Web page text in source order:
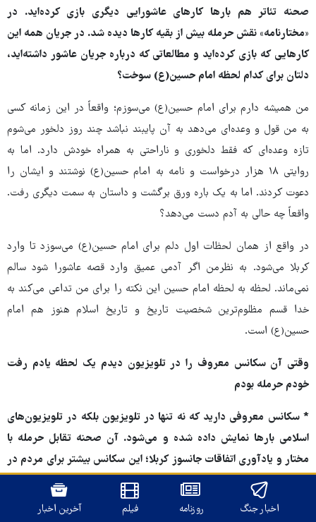
صحنه تئاتر هم بارها کارهای عاشورایی دیگری بازی کرده‌اید. در
«مختارنامه» نقش حرمله بیش از بقیه کارها دیده شد. در جریان همه این
کارهایی که بازی کرده‌اید و مطالعاتی که درباره جریان عاشور داشته‌اید،
دلتان برای کدام لحظه امام حسین(ع) سوخت؟
من همیشه دارم برای امام حسین(ع) می‌سوزم؛ واقعاً در این زمانه کسی
به من قول و وعده‌ای می‌دهد به آن پایبند نباشد چند روز دلخور می‌شوم
تازه وعده‌ای که فقط دلخوری و ناراحتی به همراه خودش دارد. اما به
روایتی ۱۸ هزار درخواست و نامه به امام حسین(ع) نوشتند و ایشان را
دعوت کردند. اما به یک باره ورق برگشت و داستان به سمت دیگری رفت.
واقعاً چه حالی به آدم دست می‌دهد؟
در واقع از همان لحظات اول دلم برای امام حسین(ع) می‌سوزد تا وارد
کربلا می‌شود. به نظرمن اگر آدمی عمیق وارد قصه عاشورا شود سالم
نمی‌ماند. لحظه به لحظه امام حسین این نکته را برای من تداعی می‌کند به
خدا قسم مظلوم‌ترین شخصیت تاریخ و تاریخ اسلام هنوز هم امام
حسین(ع) است.
وقتی آن سکانس معروف را در تلویزیون دیدم یک لحظه یادم رفت
خودم حرمله بودم
* سکانس معروفی دارید که نه تنها در تلویزیون بلکه در تلویزیون‌های
اسلامی بارها نمایش داده شده و می‌شود. آن صحنه تقابل حرمله با
مختار و یادآوری اتفاقات جانسوز کربلا؛ این سکانس بیشتر برای مردم در
شب هفتم محرم (شب شهادت حضرت علی‌اصغر) تداعی می‌شود. این
سکانس عین روضه است و در هیئت‌هایی هم به نمایش درآمده است.
اخبار جنگ روزنامه فیلم آخرین اخبار